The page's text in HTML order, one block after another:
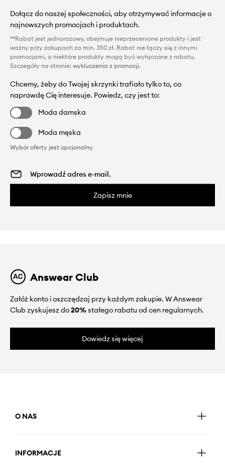
Dołącz do naszej społeczności, aby otrzymywać informacje o
najnowszych promocjach i produktach.
**Rabat jest jednorazowy, obejmuje nieprzecenione produkty i jest
ważny przy zakupach za min. 350 zł. Rabat nie łączy się z innymi
promocjami, a niektóre produkty mogą być wyłączone z rabatu.
Szczegóły na stronie: wykluczenia z promocji.
Chcemy, żeby do Twojej skrzynki trafiało tylko to, co
naprawdę Cię interesuje. Powiedz, czy jest to:
Moda damska
Moda męska
Wybór oferty jest opcjonalny
Zapisz mnie
Answear Club
Załóż konto i oszczędzaj przy każdym zakupie. W Answear
Club zyskujesz do20%stałego rabatu od cen regularnych.
Dowiedz się więcej
O NAS
INFORMACJE